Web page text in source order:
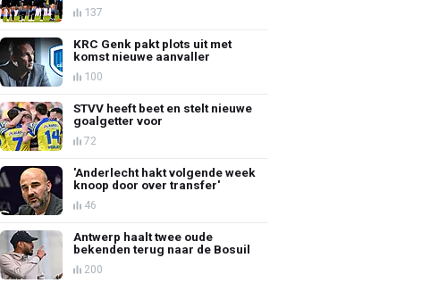
137
KRC Genk pakt plots uit met
komst nieuwe aanvaller
100
STVV heeft beet en stelt nieuwe
goalgetter voor
72
'Anderlecht hakt volgende week
knoop door over transfer'
46
Antwerp haalt twee oude
bekenden terug naar de Bosuil
200